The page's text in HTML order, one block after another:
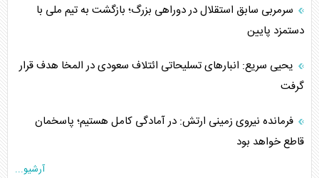
سرمربی سابق استقلال در دوراهی بزرگ؛ بازگشت به تیم ملی با
دستمزد پایین
یحیی سریع: انبارهای تسلیحاتی ائتلاف سعودی در المخا هدف قرار
گرفت
فرمانده نیروی زمینی ارتش: در آمادگی کامل هستیم؛ پاسخمان
قاطع خواهد بود
آرشیو...